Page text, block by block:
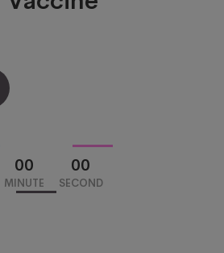
00
MINUTE
00
SECOND